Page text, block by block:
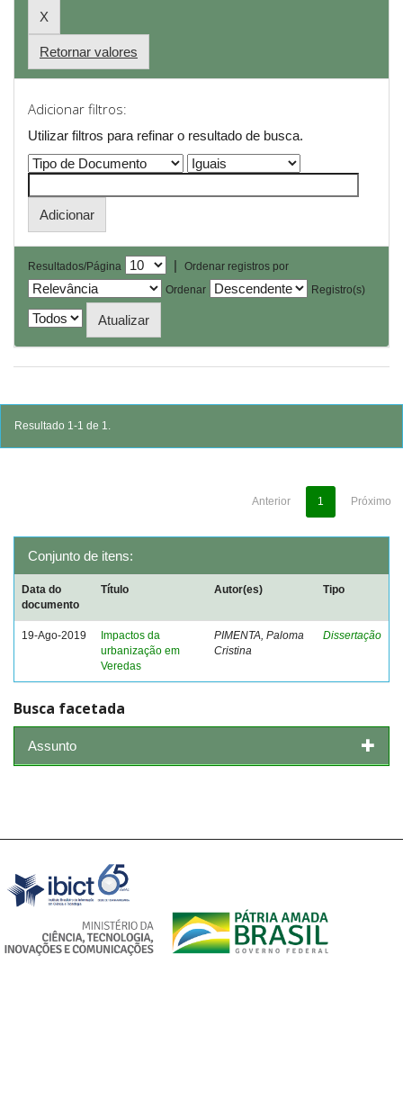
Retornar valores
Adicionar filtros:
Utilizar filtros para refinar o resultado de busca.
Resultados/Página |
Ordenar registros por
Ordenar
Registro(s)
Resultado 1-1 de 1.
Anterior 1 Próximo
Conjunto de itens:
Data do
documento
Título Autor(es) Tipo
19-Ago-2019
Impactos da
urbanização em
Veredas
PIMENTA, Paloma
Cristina
Dissertação
Busca facetada
Assunto